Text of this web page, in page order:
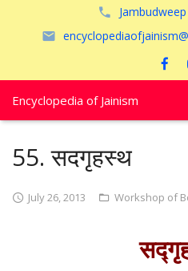
Encyclopedia of Jainism
55. सदगृहस्थ
July 26, 2013 Workshop of